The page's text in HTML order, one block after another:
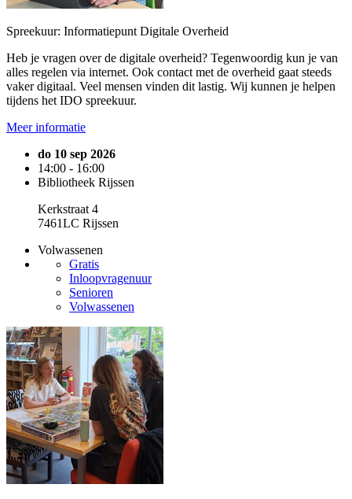
Spreekuur: Informatiepunt Digitale Overheid
Heb je vragen over de digitale overheid? Tegenwoordig kun je van
alles regelen via internet. Ook contact met de overheid gaat steeds
vaker digitaal. Veel mensen vinden dit lastig. Wij kunnen je helpen
tijdens het IDO spreekuur.
Meer informatie
do 10 sep 2026
14:00 - 16:00
Bibliotheek Rijssen
Kerkstraat 4
7461LC Rijssen
Volwassenen
Gratis
Inloopvragenuur
Senioren
Volwassenen